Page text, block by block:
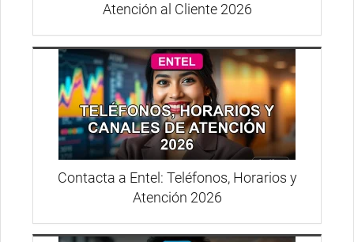
Atención al Cliente 2026
Contacta a Entel: Teléfonos, Horarios y
Atención 2026